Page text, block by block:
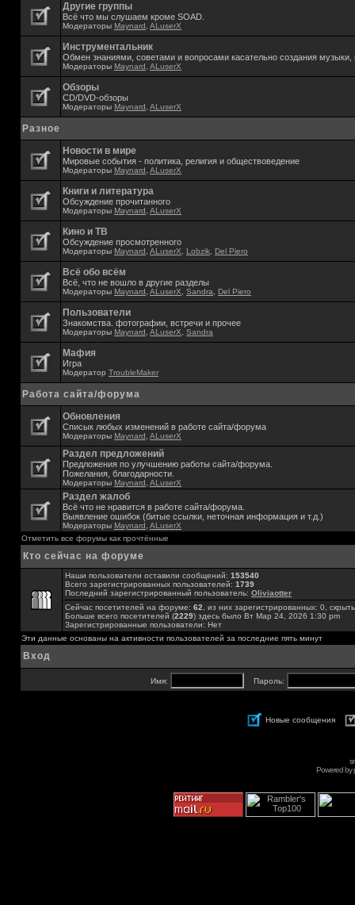
Другие группы
Всё что мы слушаем кроме SOAD.
Модераторы Maynard ALuserX
Инструментальник
Обмен знаниями, советами и вопросами касательно создания музыки,
Модераторы Maynard ALuserX
Обзоры
CD/DVD-обзоры
Модераторы Maynard ALuserX
Разное
Новости в мире
Мировые события - политика, религия и обществоведение
Модераторы Maynard ALuserX
Книги и литература
Обсуждение прочитанного
Модераторы Maynard ALuserX
Кино и ТВ
Обсуждение просмотренного
Модераторы Maynard ALuserX Lobzik Del Piero
Всё обо всём
Всё, что не вошло в другие разделы
Модераторы Maynard ALuserX Sandra Del Piero
Пользователи
Знакомства. фотографии, встречи и прочее
Модераторы Maynard ALuserX Sandra
Мафия
Игра
Модератор TroubleMaker
Работа сайта/форума
Обновления
Списык любых изменений в работе сайта/форума
Модераторы Maynard ALuserX
Раздел предложений
Предложения по улучшению работы сайта/форума.
Пожелания, благодарности.
Модераторы Maynard ALuserX
Раздел жалоб
Всё что не нравится в работе сайта/форума.
Выявление ошибок (битые ссылки, неточная информация и т.д.)
Модераторы Maynard ALuserX
Отметить все форумы как прочтённые
Кто сейчас на форуме
Наши пользователи оставили сообщений: 153540
Всего зарегистрированных пользователей: 1739
Последний зарегистрированный пользователь: Oliviaotter
Сейчас посетителей на форуме: 62 , из них зарегистрированных: 0,
Больше всего посетителей (2229) здесь было Вт Мар 24, 2026 1:30 pm
Зарегистрированные пользователи: Нет
Эти данные основаны на активности пользователей за последние пять минут
Вход
Имя: Пароль:
Новые сообщения
Powered by